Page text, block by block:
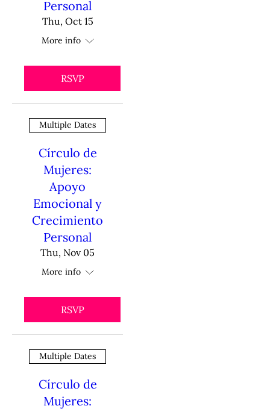
Personal
Thu, Oct 15
More info
RSVP
Multiple Dates
Círculo de
Mujeres:
Apoyo
Emocional y
Crecimiento
Personal
Thu, Nov 05
More info
RSVP
Multiple Dates
Círculo de
Mujeres: